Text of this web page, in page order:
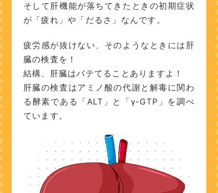
そして肝機能が落ちてきたときの初期症状
が「疲れ」や「だるさ」なんです。
疲労感が抜けない、そのようなときには肝
臓の検査を！
結構、肝臓はバテてることありますよ！
肝臓の検査はアミノ酸の代謝と解毒に関わ
る酵素である「ALT」と「γ-GTP」を調べ
ています。